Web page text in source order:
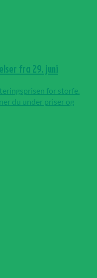
fra 29. juni
for storfe.
du under priser og